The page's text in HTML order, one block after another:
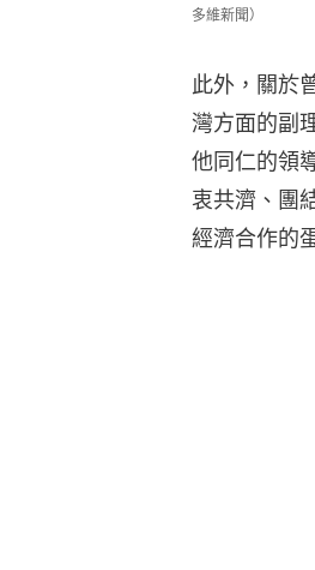
多維新聞）
此外，關於
灣方面的副
他同仁的領
衷共濟、團
經濟合作的